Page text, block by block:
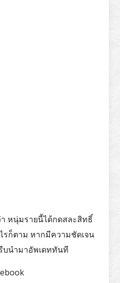
หนุ่มรายนี้ได้กดสละสิทธิ์
รก็ตาม หากมีความชัดเจน
บนำมาอัพเดททันที